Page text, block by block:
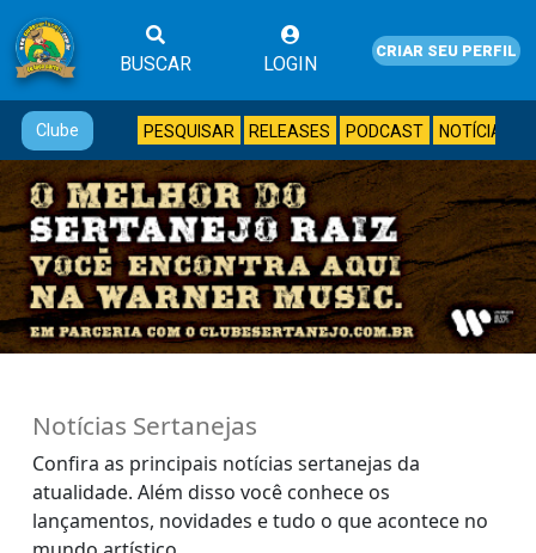
BUSCAR LOGIN
CRIAR SEU PERFIL
Clube PESQUISAR RELEASES PODCAST NOTÍCIAS
Notícias Sertanejas
Confira as principais notícias sertanejas da
atualidade. Além disso você conhece os
lançamentos, novidades e tudo o que acontece no